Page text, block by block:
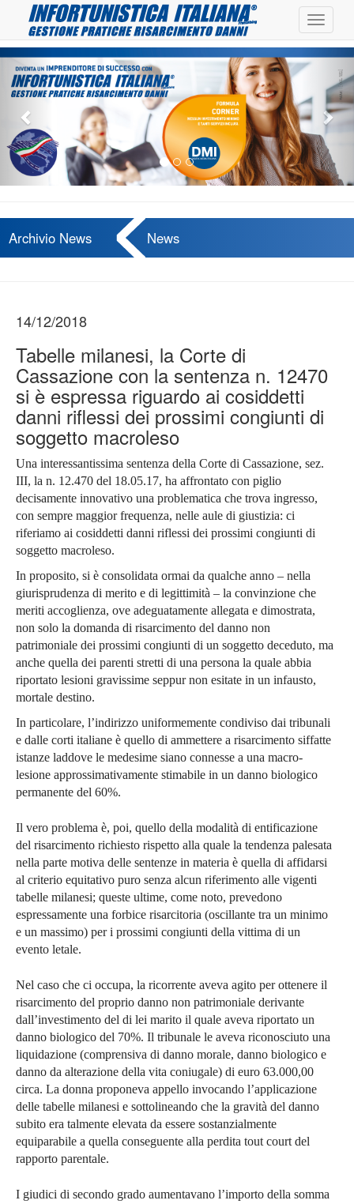
Toggle
Previous
Archivio News News
14/12/2018
Tabelle milanesi, la Corte di
Cassazione con la sentenza n. 12470
si è espressa riguardo ai cosiddetti
danni riflessi dei prossimi congiunti di
soggetto macroleso
Una interessantissima sentenza della Corte di Cassazione, sez.
III, la n. 12.470 del 18.05.17, ha affrontato con piglio
decisamente innovativo una problematica che trova ingresso,
con sempre maggior frequenza, nelle aule di giustizia: ci
riferiamo ai cosiddetti danni riflessi dei prossimi congiunti di
soggetto macroleso.
In proposito, si è consolidata ormai da qualche anno – nella
giurisprudenza di merito e di legittimità – la convinzione che
meriti accoglienza, ove adeguatamente allegata e dimostrata,
non solo la domanda di risarcimento del danno non
patrimoniale dei prossimi congiunti di un soggetto deceduto, ma
anche quella dei parenti stretti di una persona la quale abbia
riportato lesioni gravissime seppur non esitate in un infausto,
mortale destino.
In particolare, l’indirizzo uniformemente condiviso dai tribunali
e dalle corti italiane è quello di ammettere a risarcimento siffatte
istanze laddove le medesime siano connesse a una macro-
lesione approssimativamente stimabile in un danno biologico
permanente del 60%.
Il vero problema è, poi, quello della modalità di entificazione
del risarcimento richiesto rispetto alla quale la tendenza palesata
nella parte motiva delle sentenze in materia è quella di affidarsi
al criterio equitativo puro senza alcun riferimento alle vigenti
tabelle milanesi; queste ultime, come noto, prevedono
espressamente una forbice risarcitoria (oscillante tra un minimo
e un massimo) per i prossimi congiunti della vittima di un
evento letale.
Nel caso che ci occupa, la ricorrente aveva agito per ottenere il
risarcimento del proprio danno non patrimoniale derivante
dall’investimento del di lei marito il quale aveva riportato un
danno biologico del 70%. Il tribunale le aveva riconosciuto una
liquidazione (comprensiva di danno morale, danno biologico e
danno da alterazione della vita coniugale) di euro 63.000,00
circa. La donna proponeva appello invocando l’applicazione
delle tabelle milanesi e sottolineando che la gravità del danno
subito era talmente elevata da essere sostanzialmente
equiparabile a quella conseguente alla perdita tout court del
rapporto parentale.
I giudici di secondo grado aumentavano l’importo della somma